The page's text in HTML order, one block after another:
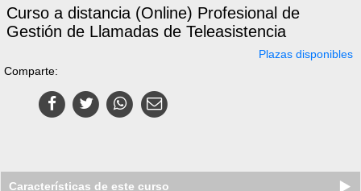
Curso a distancia (Online) Profesional de
Gestión de Llamadas de Teleasistencia
Plazas disponibles
Comparte:
Características de este curso